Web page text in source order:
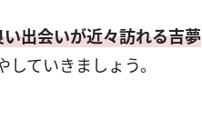
い出会いが近々訪れる吉夢
ていきましょう。